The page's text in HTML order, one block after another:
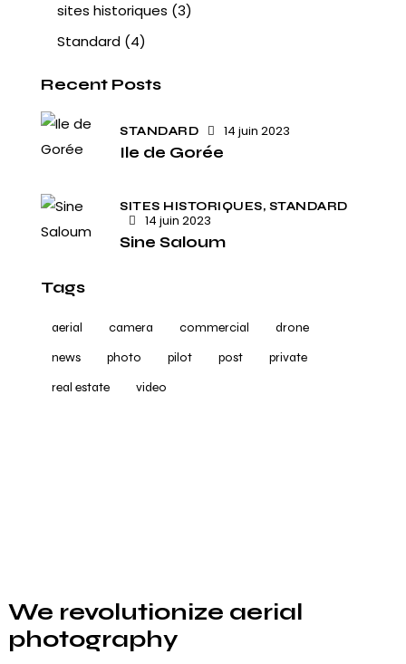
sites historiques (3)
Standard (4)
Recent Posts
STANDARD 14 juin 2023
Ile de Gorée
SITES HISTORIQUES, STANDARD
14 juin 2023
Sine Saloum
Tags
aerial camera commercial
drone
news
photo pilot post
private
real estate
video
We revolutionize aerial
photography